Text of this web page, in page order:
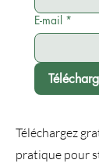
E-mail *
Téléchargez
pratique pour